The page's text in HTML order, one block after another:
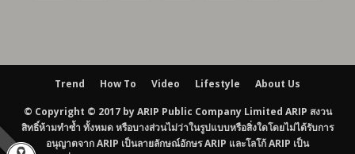
Trend How To Video Lifestyle About Us
© Copyright © 2017 by ARIP Public Company Limited ARIP สงวน
สิทธิ์ห้ามทำซ้ำ ทั้งหมด หรือบางส่วนไม่ว่าในรูปแบบหรือสิ่งใดโดยไม่ได้รับการ
อนุญาตจาก ARIP เป็นลายลักษณ์อักษร ARIP และโลโก้ ARIP เป็น